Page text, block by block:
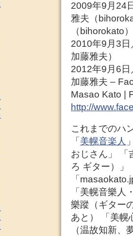
2009年9月24
雅夫（
（bihorokato
2010年9月3日
加藤雅夫）
2012年9月6
加藤雅夫 –
Masao Kato |
http://
これまでのハ
「 美幌音楽人
おじさん」 「
ろ ギター）
「
「美幌音樂
樂蹤（ギター
あと） 「美幌
（温故知新